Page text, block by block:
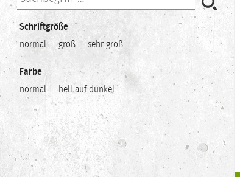
Schriftgröße
normal
groß sehr groß
Farbe
normal
hell auf dunkel